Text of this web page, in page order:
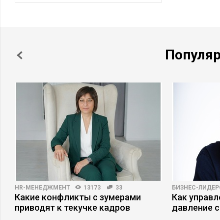
HR-МЕНЕДЖМЕНТ 13173 33
Какие конфликты с зумерами
приводят к текучке кадров
БИЗНЕС-
Как
давление